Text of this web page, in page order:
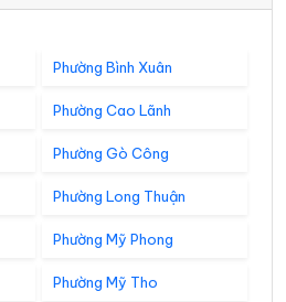
Phường Bình Xuân
Phường Cao Lãnh
Phường Gò Công
Phường Long Thuận
Phường Mỹ Phong
Phường Mỹ Tho